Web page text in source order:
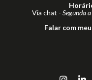
Via chat - Segunda
Falar com